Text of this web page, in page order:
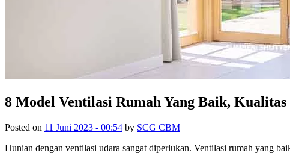
8 Model Ventilasi Rumah Yang Baik,
Posted on 11 Juni 2023 - 00:54 by SCG CBM
Hunian dengan ventilasi udara sangat diperlukan. Ventilasi rumah yang